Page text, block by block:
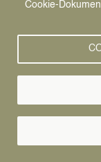
Ahoi!“ an.
Uhr ein
Brasgalla auf
Während der
Cookie-